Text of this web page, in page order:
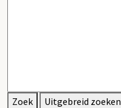
Zoek Uitgebreid zoeken